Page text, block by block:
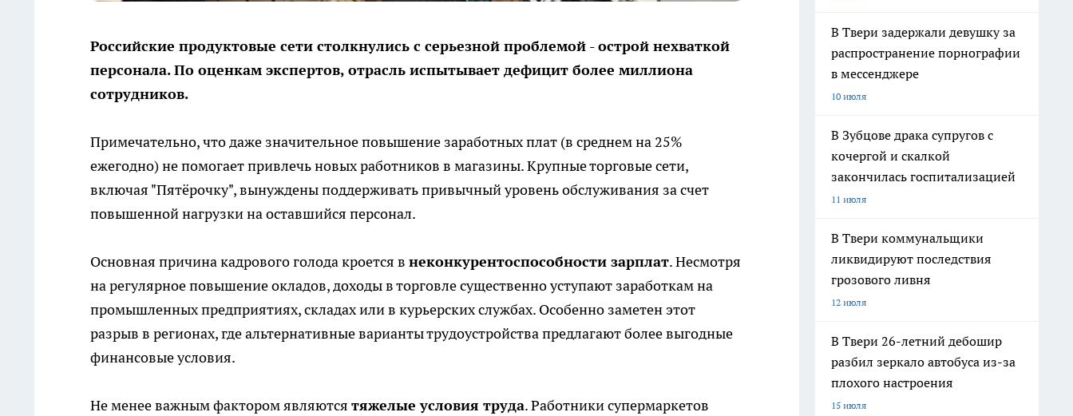
Российские продуктовые сети столкнулись с серьезной проблемой - острой нехваткой
персонала. По оценкам экспертов, отрасль испытывает дефицит более миллиона
сотрудников.
Примечательно, что даже значительное повышение заработных плат (в среднем на 25%
ежегодно) не помогает привлечь новых работников в магазины. Крупные торговые сети,
включая "Пятёрочку", вынуждены поддерживать привычный уровень обслуживания за счет
повышенной нагрузки на оставшийся персонал.
Основная причина кадрового голода кроется в неконкурентоспособности зарплат. Несмотря
на регулярное повышение окладов, доходы в торговле существенно уступают заработкам на
промышленных предприятиях, складах или в курьерских службах. Особенно заметен этот
разрыв в регионах, где альтернативные варианты трудоустройства предлагают более выгодные
финансовые условия.
Не менее важным фактором являются тяжелые условия труда. Работники супермаркетов
В Твери задержали девушку за
распространение порнографии
в мессенджере
10 июля
В Зубцове драка супругов с
кочергой и скалкой
закончилась госпитализацией
11 июля
В Твери коммунальщики
ликвидируют последствия
грозового ливня
12 июля
В Твери 26-летний дебошир
разбил зеркало автобуса из-за
плохого настроения
15 июля